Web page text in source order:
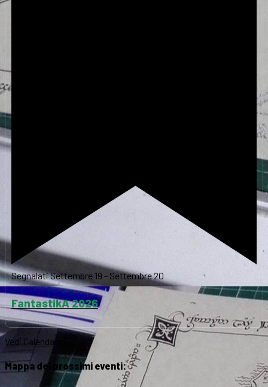
SegnalatiSettembre 19 - Settembre 20
FantastikA 2026
Vedi Calendario
Mappa dei prossimi eventi: